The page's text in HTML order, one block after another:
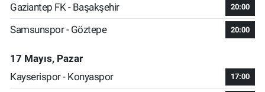
Gaziantep FK - Başakşehir 20:00
Samsunspor - Göztepe 20:00
17 Mayıs, Pazar
Kayserispor - Konyaspor
17:00